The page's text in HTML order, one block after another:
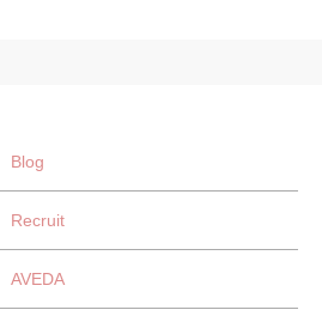
Blog
Recruit
AVEDA